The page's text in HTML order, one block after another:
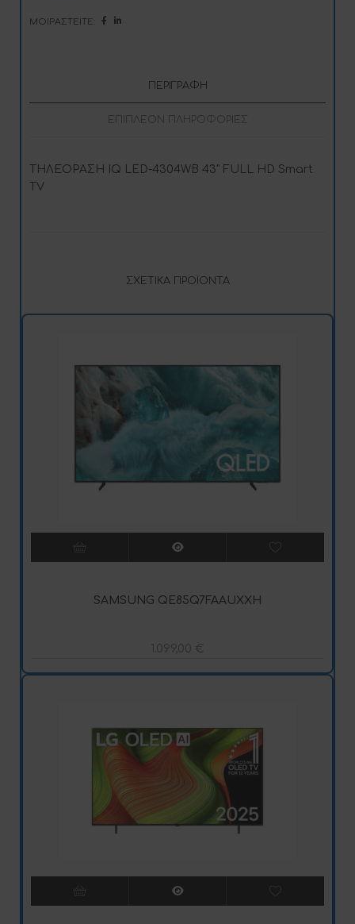
ΜΟΙΡΑΣΤΕΊΤΕ:
ΠΕΡΙΓΡΑΦΉ
ΕΠΙΠΛΈΟΝ ΠΛΗΡΟΦΟΡΊΕΣ
ΤΗΛΕΟΡΑΣΗ IQ LED-4304WB 43" FULL HD Smart
TV
ΣΧΕΤΙΚΆ ΠΡΟΪΌΝΤΑ
SAMSUNG QE85Q7FAAUXXH
1.099,00 €